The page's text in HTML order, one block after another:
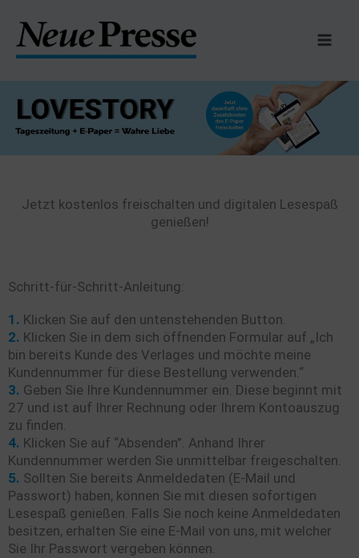
Inhalt
springen
Jetzt kostenlos freischalten und digitalen Lesespaß
genießen!
Schritt-für-Schritt-Anleitung:
1. Klicken Sie auf den untenstehenden Button.
2. Klicken Sie in dem sich öffnenden Formular auf „Ich
bin bereits Kunde des Verlages und möchte meine
Kundennummer für diese Bestellung verwenden.“
3. Geben Sie Ihre Kundennummer ein. Diese beginnt mit
27 und ist auf Ihrer Rechnung oder Ihrem Kontoauszug
zu finden.
4. Klicken Sie auf “Absenden”. Anhand Ihrer
Kundennummer werden Sie unmittelbar freigeschalten.
5. Sollten Sie bereits Anmeldedaten (E-Mail und
Passwort) haben, können Sie mit diesen sofortigen
Lesespaß genießen. Falls Sie noch keine Anmeldedaten
besitzen, erhalten Sie eine E-Mail von uns, mit welcher
Sie Ihr Passwort vergeben können.